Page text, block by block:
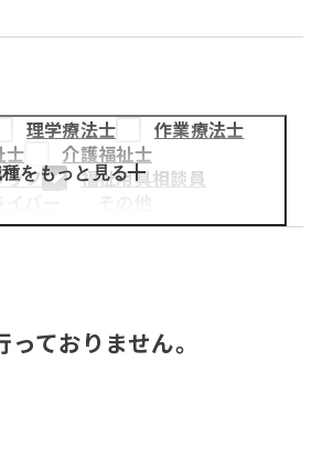
事業理学療法士
作業療法士
士
介護福祉士
ッフ
福祉用具相談員
をもっと見る
ておりません。